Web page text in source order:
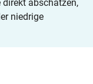
direkt abschätzen,
niedrige